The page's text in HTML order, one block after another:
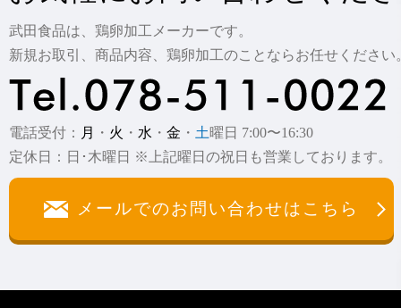
武田食品は、鶏卵加工メーカーです。
新規お取引、商品内容、鶏卵加工のことならお任せください
電話受付： 月 ・ 火 ・ 水 ・ 金 ・ 土曜日 7:00〜16:30
定休日：日･木曜日 ※上記曜日の祝日も営業しております。
メールでのお問い合わせはこちら